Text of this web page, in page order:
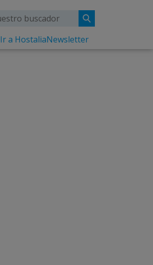
Ir a HostaliaNewsletter